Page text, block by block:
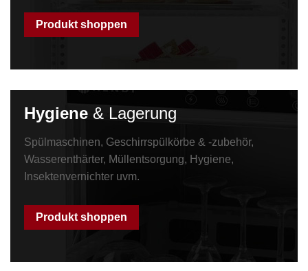
Produkt shoppen
Hygiene & Lagerung
Spülmaschinen, Geschirrspülkörbe & -zubehör,
Wasserenthärter, Müllentsorgung, Hygiene,
Insektenvernichter uvm.
Produkt shoppen